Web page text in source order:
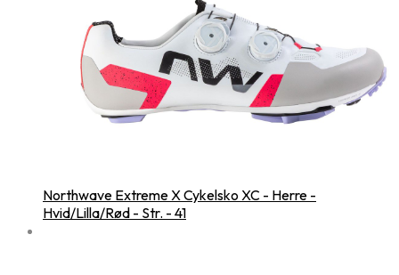
Northwave Extreme X Cykelsko XC - Herre -
Hvid/Lilla/Rød - Str. - 41